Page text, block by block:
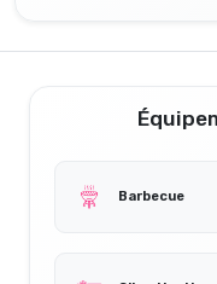
Barbecue